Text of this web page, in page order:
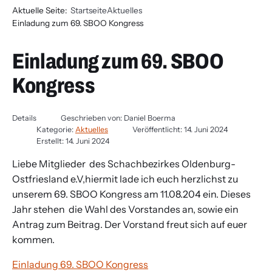
Aktuelle Seite: StartseiteAktuelles
Einladung zum 69. SBOO Kongress
Einladung zum 69. SBOO
Kongress
Details Geschrieben von: Daniel Boerma
Kategorie: Aktuelles
Veröffentlicht: 14. Juni 2024
Erstellt: 14. Juni 2024
Liebe Mitglieder des Schachbezirkes Oldenburg-
Ostfriesland e.V,hiermit lade ich euch herzlichst zu
unserem 69. SBOO Kongress am 11.08.204 ein. Dieses
Jahr stehen die Wahl des Vorstandes an, sowie ein
Antrag zum Beitrag. Der Vorstand freut sich auf euer
kommen.
Einladung 69. SBOO Kongress